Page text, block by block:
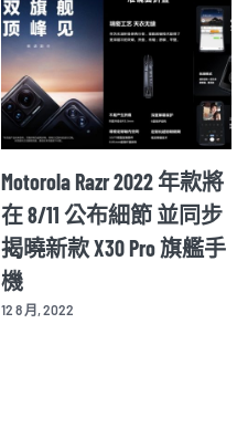
Motorola Razr 2022 年款將
在 8/11 公布細節 並同步
揭曉新款 X30 Pro 旗艦手
機
12 8 月, 2022